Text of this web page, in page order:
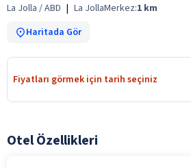
La Jolla / ABD | La JollaMerkez:1 km
Haritada Gör
Fiyatları görmek için tarih seçiniz
Otel Özellikleri